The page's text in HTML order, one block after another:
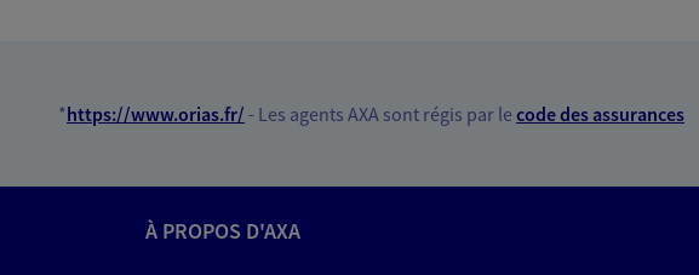
*https://www.orias.fr/ - Les agents AXA sont régis par lecode des assurances
À PROPOS D'AXA